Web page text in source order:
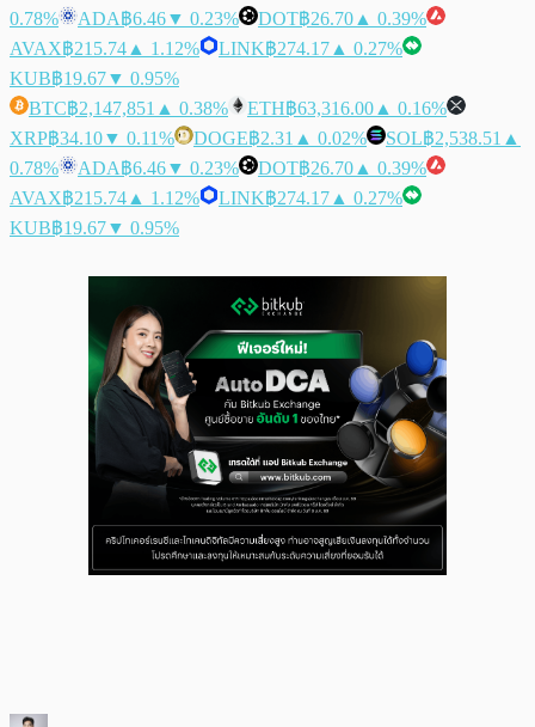
0.78%
ADA฿6.46▼ 0.23% DOT฿26.70 ▲ 0.39%
AVAX฿215.74 ▲ 1.12% LINK฿274.17 ▲ 0.27%
KUB฿19.67▼ 0.95%
BTC฿2,147,851 ▲ 0.38% ETH฿63,316.00 ▲ 0.16%
XRP฿34.10▼ 0.11% DOGE฿2.31 ▲ 0.02% SOL฿2,538.51 ▲
0.78%
ADA฿6.46▼ 0.23% DOT฿26.70 ▲ 0.39%
AVAX฿215.74 ▲ 1.12% LINK฿274.17 ▲ 0.27%
KUB฿19.67▼ 0.95%